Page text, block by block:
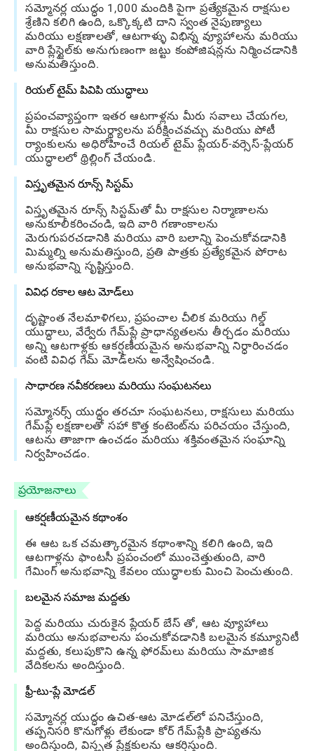
సమ్మోనర్ల యుద్ధం 1,000 మందికి పైగా ప్రత్యేకమైన రాక్షసుల
శ్రేణిని కలిగి ఉంది, ఒక్కొక్కటి దాని స్వంత నైపుణ్యాలు
మరియు లక్షణాలతో, ఆటగాళ్ళు విభిన్న వ్యూహాలను మరియు
వారి ప్లేస్టైల్‌కు అనుగుణంగా జట్టు కంపోజిషన్లను నిర్మించడానికి
అనుమతిస్తుంది.
రియల్ టైమ్ పివిపి యుద్ధాలు
ప్రపంచవ్యాప్తంగా ఇతర ఆటగాళ్లను మీరు సవాలు చేయగల,
మీ రాక్షసుల సామర్థ్యాలను పరీక్షించవచ్చు మరియు పోటీ
ర్యాంకులను అధిరోహించే రియల్ టైమ్ ప్లేయర్-వర్సెస్-ప్లేయర్
యుద్ధాలలో థ్రిల్లింగ్ చేయండి.
విస్తృతమైన రూన్స్ సిస్టమ్
విస్తృతమైన రూన్స్ సిస్టమ్‌తో మీ రాక్షసుల నిర్మాణాలను
అనుకూలీకరించండి, ఇది వారి గణాంకాలను
మెరుగుపరచడానికి మరియు వారి బలాన్ని పెంచుకోవడానికి
మిమ్మల్ని అనుమతిస్తుంది, ప్రతి పాత్రకు ప్రత్యేకమైన పోరాట
అనుభవాన్ని సృష్టిస్తుంది.
వివిధ రకాల ఆట మోడ్‌లు
దృష్టాంత నేలమాళిగలు, ప్రపంచాల చీలిక మరియు గిల్డ్
యుద్ధాలు, వేర్వేరు గేమ్‌ప్లే ప్రాధాన్యతలను తీర్చడం మరియు
అన్ని ఆటగాళ్లకు ఆకర్షణీయమైన అనుభవాన్ని నిర్ధారించడం
వంటి వివిధ గేమ్ మోడ్‌లను అన్వేషించండి.
సాధారణ నవీకరణలు మరియు సంఘటనలు
సమ్మోనర్స్ యుద్ధం తరచూ సంఘటనలు, రాక్షసులు మరియు
గేమ్‌ప్లే లక్షణాలతో సహా కొత్త కంటెంట్‌ను పరిచయం చేస్తుంది,
ఆటను తాజాగా ఉంచడం మరియు శక్తివంతమైన సంఘాన్ని
నిర్వహించడం.
ప్రయోజనాలు
ఆకర్షణీయమైన కథాంశం
ఈ ఆట ఒక చమత్కారమైన కథాంశాన్ని కలిగి ఉంది, ఇది
ఆటగాళ్లను ఫాంటసీ ప్రపంచంలో ముంచెత్తుతుంది, వారి
గేమింగ్ అనుభవాన్ని కేవలం యుద్ధాలకు మించి పెంచుతుంది.
బలమైన సమాజ మద్దతు
పెద్ద మరియు చురుకైన ప్లేయర్ బేస్ తో, ఆట వ్యూహాలు
మరియు అనుభవాలను పంచుకోవడానికి బలమైన కమ్యూనిటీ
మద్దతు, కలుపుకొని ఉన్న ఫోరమ్‌లు మరియు సామాజిక
వేదికలను అందిస్తుంది.
ఫ్రీ-టు-ప్లే మోడల్
సమ్మోనర్ల యుద్ధం ఉచిత-ఆట మోడల్‌లో పనిచేస్తుంది,
తప్పనిసరి కొనుగోళ్లు లేకుండా కోర్ గేమ్‌ప్లేకి ప్రాప్యతను
అందిస్తుంది, విస్తృత ప్రేక్షకులను ఆకర్షిస్తుంది.